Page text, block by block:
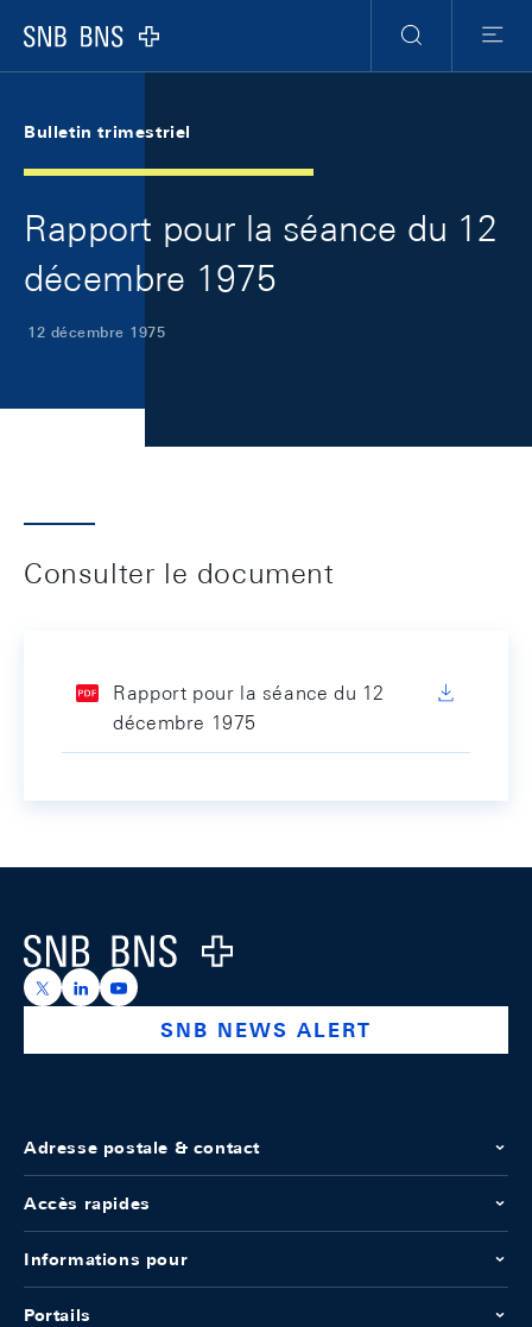
Logo
RechercheMenu
Bulletin trimestriel
Rapport pour la séance du 12
décembre 1975
12 décembre 1975
Consulter le document
Rapport pour la séance du 12
décembre 1975
Logo
https://x.com/snb_bns
https://ch.linkedin.com/company/swiss-national-
https://www.youtube.com/@swissnationalbank
SNB NEWS ALERT
Adresse postale & contact
Accès rapides
Informations pour
Portails